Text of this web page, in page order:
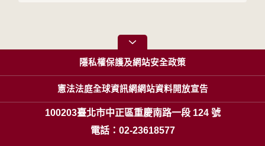
隱私權保護及網站安全政策
憲法法庭全球資訊網網站資料開放宣告
100203臺北市中正區重慶南路一段 124 號
電話：02-23618577